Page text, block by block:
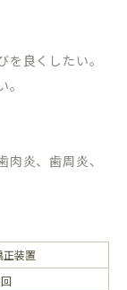
良くしたい。
肉炎、歯周炎、
正装置